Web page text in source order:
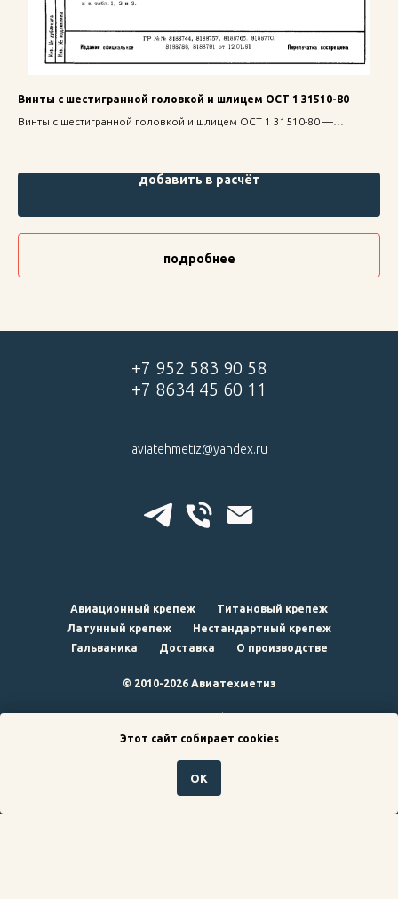
Винты с шестигранной головкой и шлицем ОСТ 1 31510-80
Винты с шестигранной головкой и шлицем ОСТ 1 31510-80 —
добавить в расчёт
подробнее
+7 952 583 90 58
+7 8634 45 60 11
aviatehmetiz@yandex.ru
Авиационный крепеж
Титановый крепеж
Латунный крепеж
Нестандартный крепеж
Гальваника
Доставка О производстве
© 2010-2026 Авиатехметиз
наверх
Этот сайт собирает cookies
ОК